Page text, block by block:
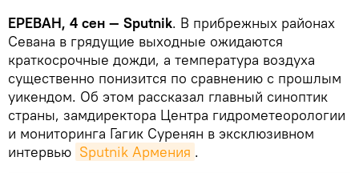
ЕРЕВАН, 4 сен — Sputnik. В прибрежных районах
Севана в грядущие выходные ожидаются
краткосрочные дожди, а температура воздуха
существенно понизится по сравнению с прошлым
уикендом. Об этом рассказал главный синоптик
страны, замдиректора Центра гидрометеорологии
и мониторинга Гагик Суренян в эксклюзивном
интервью Sputnik Армения .